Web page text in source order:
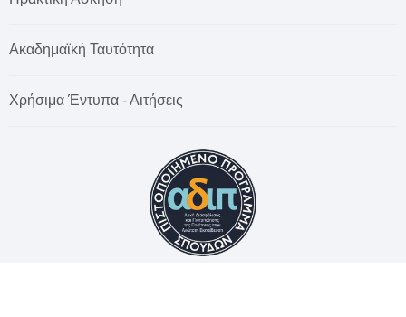
Ακαδημαϊκή Ταυτότητα
Χρήσιμα Έντυπα - Αιτήσεις